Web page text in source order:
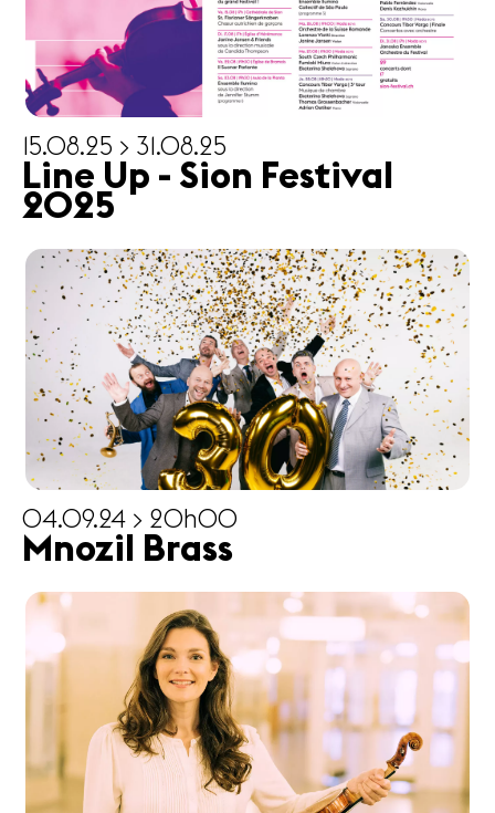
15.08.25 > 31.08.25
Line Up - Sion Festival
2025
04.09.24 > 20h00
Mnozil Brass